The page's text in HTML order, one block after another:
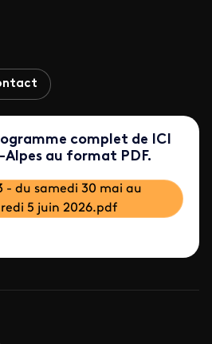
' sur Facebook
' sur X
programmes ' sur LinkedIn
complet de ICI
au format PDF.
- du samedi 30 mai au
5 juin 2026.pdf